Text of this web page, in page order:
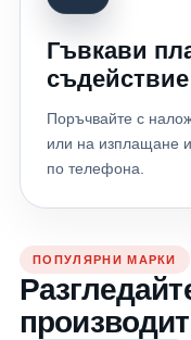
Гъвкави
съдействие
Поръчвайте с
или на изплащане
по телефона.
ПОПУЛЯРНИ МАРКИ